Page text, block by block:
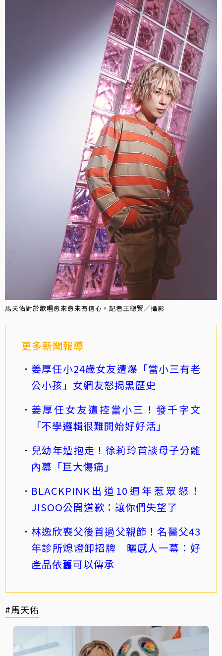
馬天佑對於歌唱愈來愈來有信心。記者王聰賢／攝影
更多新聞報導
姜厚任小24歲女友遭爆「當小三有老
公小孩」女網友怒揭黑歷史
姜厚任女友遭控當小三！發千字文
「不學邏輯很難開始好好活」
兒幼年遭抱走！徐莉玲首談母子分離
內幕「巨大傷痛」
BLACKPINK出道10週年惹眾怒！
JISOO公開道歉：讓你們失望了
林逸欣喪父後首過父親節！名醫父43
年診所熄燈卸招牌 曬感人一幕：好
產品依舊可以傳承
#馬天佑